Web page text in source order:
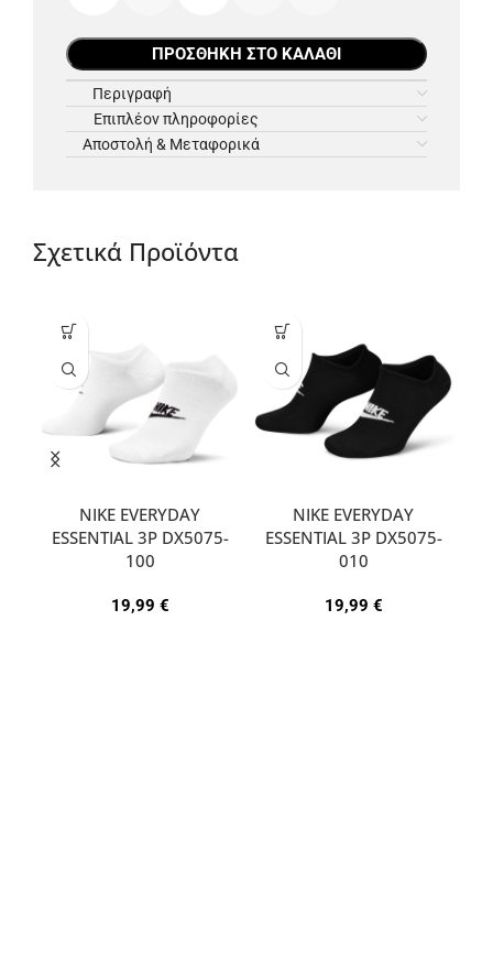
ΠΡΟΣΘΉΚΗ ΣΤΟ ΚΑΛΆΘΙ
Περιγραφή
Επιπλέον πληροφορίες
Αποστολή & Μεταφορικά
Σχετικά Προϊόντα
NIKE EVERYDAY
ESSENTIAL 3P DX5075-
100
19,99 €
NIKE EVERYDAY
ESSENTIAL 3P DX5075-
010
19,99 €